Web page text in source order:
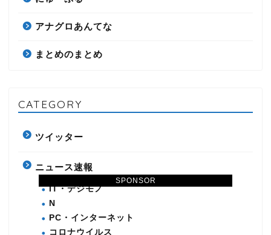
SPONSOR
アナグロあんてな
まとめのまとめ
CATEGORY
ツイッター
ニュース速報
IT・デジモノ
N
PC・インターネット
コロナウイルス